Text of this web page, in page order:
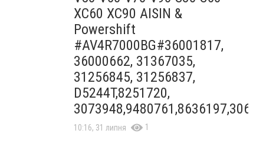
XC60 XC90 AISIN &
Powershift
#AV4R7000BG#36001817,
36000662, 31367035,
31256845, 31256837,
D5244T,8251720,
10:16, 31 липня 1